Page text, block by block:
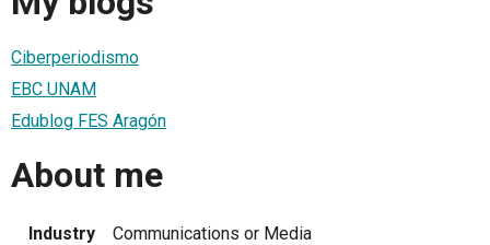
Ciberperiodismo
EBC UNAM
Edublog FES Aragón
About me
Industry
Communications or Media